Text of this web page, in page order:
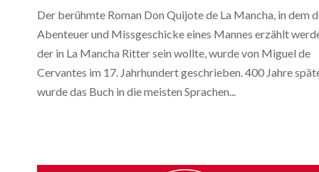
Der berühmte Roman Don Quijote de La Mancha, in dem
Abenteuer und Missgeschicke eines Mannes erzählt
der in La Mancha Ritter sein wollte, wurde von Miguel de
Cervantes im 17. Jahrhundert geschrieben. 400 Jahre
wurde das Buch in die meisten Sprachen...